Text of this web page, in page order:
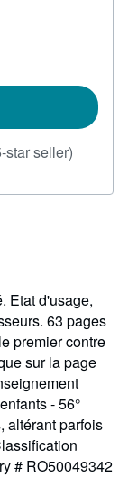
star seller)
5
Etat d'usage,
63 pages
premier contre
sur la page
- 56°
altérant parfois
# RO50049342